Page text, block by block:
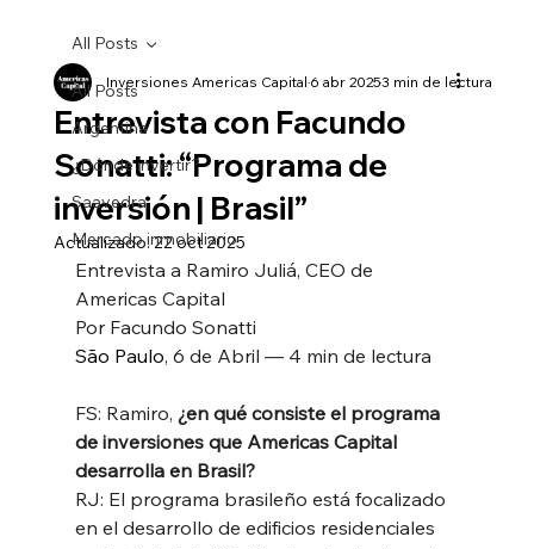
All Posts
Argentina
¿Dónde invertir?
Saavedra
Mercado inmobiliario
All Posts
Entrevista con Facundo
Sonatti: “Programa de
inversión | Brasil”
Inversiones Americas Capital6 abr 20253 min de lectura
Actualizado:22 oct 2025
Entrevista a Ramiro Juliá, CEO de
Americas Capital
Por Facundo Sonatti
São Paulo, 6 de Abril — 4 min de lectura
FS: Ramiro, ¿en qué consiste el programa
de inversiones que Americas Capital
desarrolla en Brasil?
RJ: El programa brasileño está focalizado
en el desarrollo de edificios residenciales